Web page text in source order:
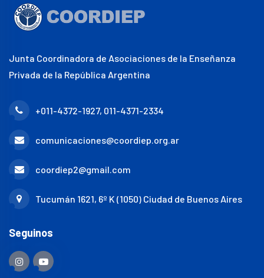
Junta Coordinadora de Asociaciones de la Enseñanza
Privada de la República Argentina
+011-4372-1927, 011-4371-2334
comunicaciones@coordiep.org.ar
coordiep2@gmail.com
Tucumán 1621, 6º K (1050) Ciudad de Buenos Aires
Seguinos